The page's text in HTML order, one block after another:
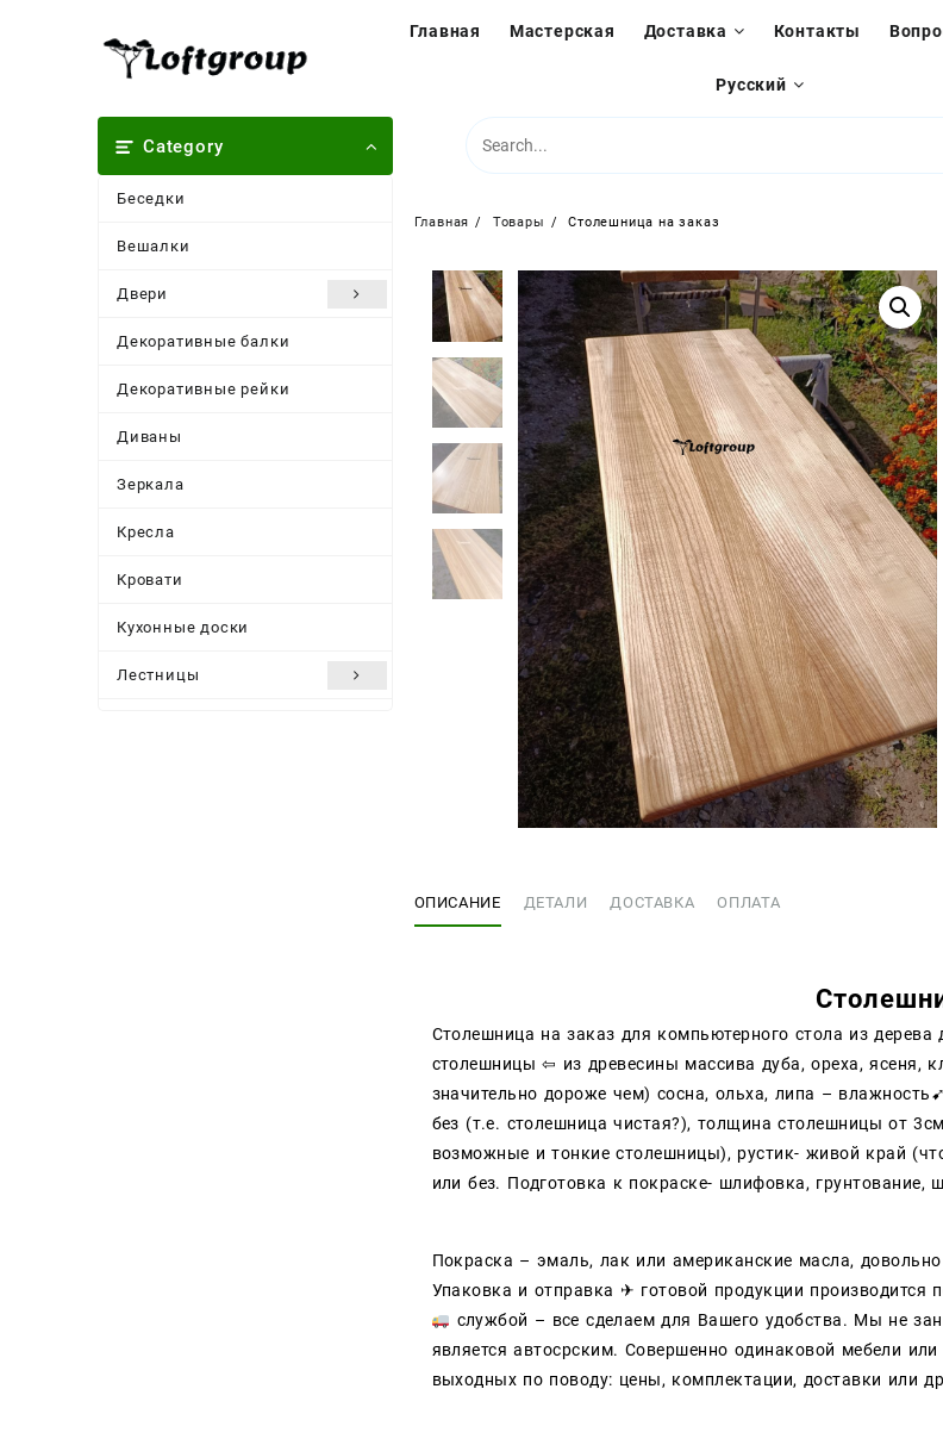
Главная Мастерская Доставка Контакты
Русский
Category
Беседки
Вешалки
Двери
Декоративные балки
Декоративные рейки
Диваны
Зеркала
Кресла
Кровати
Кухонные доски
Лестницы
Главная Товары Столешница на заказ
ОПИСАНИЕ ДЕТАЛИ ДОСТАВКА ОПЛАТА
Столешница на заказ для компьютерного стола из
столешницы ⇦ из древесины массива дуба, ореха, ясеня,
значительно дороже чем) сосна, ольха, липа –
без (т.е. столешница чистая?), толщина столешницы от
возможные и тонкие столешницы), рустик- живой край
или без. Подготовка к покраске- шлифовка, грунтование,
Покраска – эмаль, лак или американские масла,
Упаковка и отправка ✈ готовой продукции
службой – все сделаем для Вашего удобства. Мы не
является автосрским. Совершенно одинаковой мебели
выходных по поводу: цены, комплектации, доставки или